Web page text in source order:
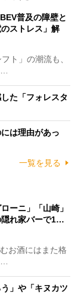
普及の障壁と
ストレス」解
ト」の潮流も、
…
た「フォレスタ
は理由があっ
一覧を見る
ーニ」「山崎」
隠れ家バーで1…
お酒にはまた格
…
」や「キヌカツ